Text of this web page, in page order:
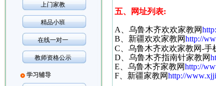
上门家教
精品小班
在线一对一
教师资格公示
学习辅导
五、网址列表:
A 、乌鲁木齐欢欢家教网
B 、新疆欢欢家教网http://
C 、乌鲁木齐欢欢家教网-手
D 、乌鲁木齐指南针家教网
E 、乌鲁木齐家教网http://
F 、新疆家教网http://